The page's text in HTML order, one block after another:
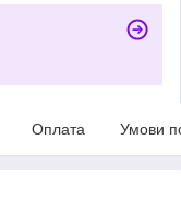
Оплата Умови